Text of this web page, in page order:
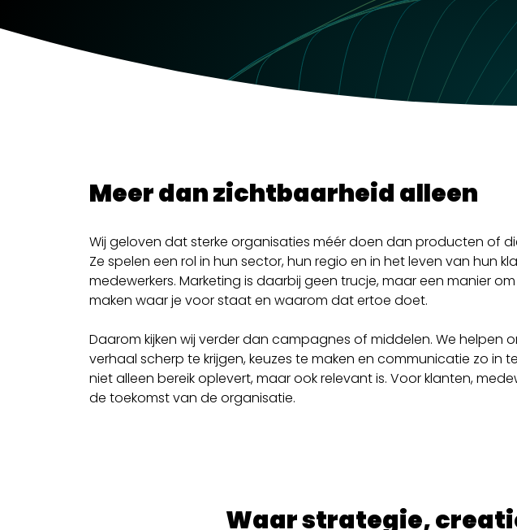
Meer dan zichtbaarheid alleen
Wij geloven dat sterke organisaties méér doen dan producten of
Ze spelen een rol in hun sector, hun regio en in het leven van hun
medewerkers. Marketing is daarbij geen trucje, maar een manier
maken waar je voor staat en waarom dat ertoe doet.
Daarom kijken wij verder dan campagnes of middelen. We helpen
verhaal scherp te krijgen, keuzes te maken en communicatie zo in
niet alleen bereik oplevert, maar ook relevant is. Voor klanten,
de toekomst van de organisatie.
Waar strategie,